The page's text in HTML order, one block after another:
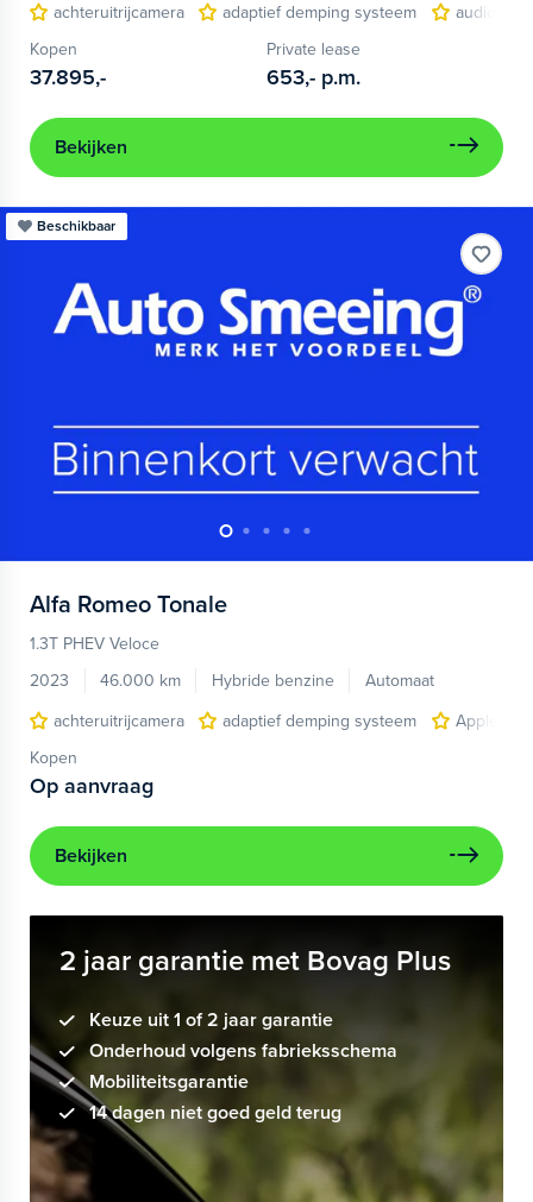
achteruitrijcamera
adaptief demping systeem
audio
Kopen
37.895,-
Private lease
653,- p.m.
Bekijken
Beschikbaar
Alfa Romeo Tonale
1.3T PHEV Veloce
2023
46.000 km Hybride benzine
Automaat
achteruitrijcamera
adaptief demping systeem
Apple
Kopen
Op aanvraag
Bekijken
2 jaar garantie met Bovag Plus
Keuze uit 1 of 2 jaar garantie
Onderhoud volgens fabrieksschema
Mobiliteitsgarantie
14 dagen niet goed geld terug